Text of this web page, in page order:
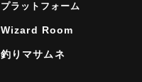
プラットフォーム
Wizard Room
釣りマサムネ